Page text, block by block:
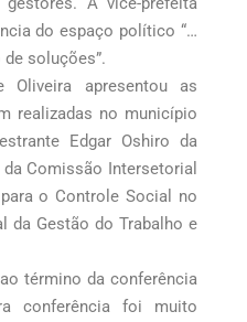
do espaço político “…
soluções”.
Oliveira apresentou as
realizadas no município
Edgar Oshiro da
Comissão Intersetorial
o Controle Social no
da Gestão do Trabalho e
término da conferência
conferência foi muito